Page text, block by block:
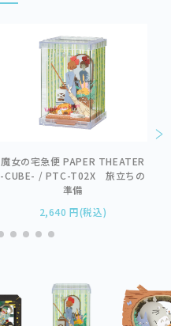
魔女の宅急便 PAPER THEATER
-CUBE- / PTC-T02X 旅立ちの
準備
2,640 円(税込)